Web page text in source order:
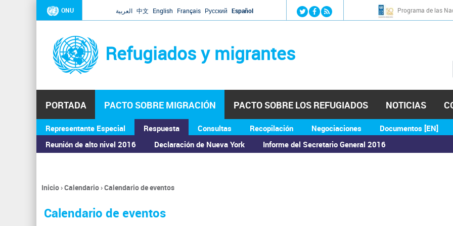
Jump to navigation
ONU العربية 中文 English Français Русский Español Programa de las
Refugiados y migrantes
PORTADA PACTO SOBRE MIGRACIÓN
Representante Especial
Respuesta
Reunión de alto nivel 2016
Declaración de Nueva York Informe del Secretario General 2016
Consultas Recopilación Negociaciones Documentos [EN]
PACTO SOBRE LOS REFUGIADOS NOTICIAS
ASAMBLEA GENERAL
Se
encuentra
usted
Inicio›Calendario›Calendario de eventos
Calendario de eventos